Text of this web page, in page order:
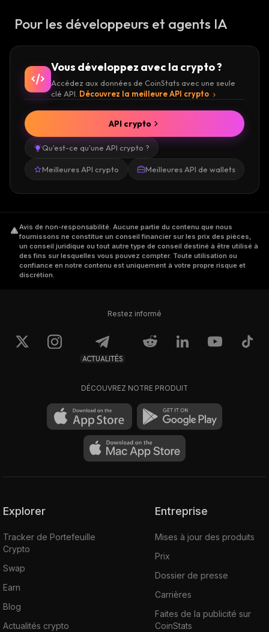
Pour les développeurs et agents IA
Vous développez avec la crypto ?
Accédez aux données de CoinStats avec une seule
clé API. Découvrez la meilleure API crypto
Qu'est-ce qu'une API crypto ?
Meilleures API crypto Meilleures API de wallets
API crypto
Avis de non-responsabilité. Aucune partie du contenu que nous
fournissons ne constitue un conseil financier sur les prix des pièces,
un conseil juridique ou tout autre type de conseil destiné à être utilisé à
des fins sur lesquelles vous pouvez compter. Toute utilisation ou
confiance en notre contenu est uniquement à votre propre risque et
discrétion.
Restez informé
ACTUALITÉS
DÉCOUVREZ NOTRE PRODUIT
Explorer
Tracker de Portefeuille
Crypto
Swap
Earn
Blog
Actualités crypto
Entreprise
Mises à jour des produits
Prix
Dossier de presse
Carrières
Faites de la publicité sur
CoinStats